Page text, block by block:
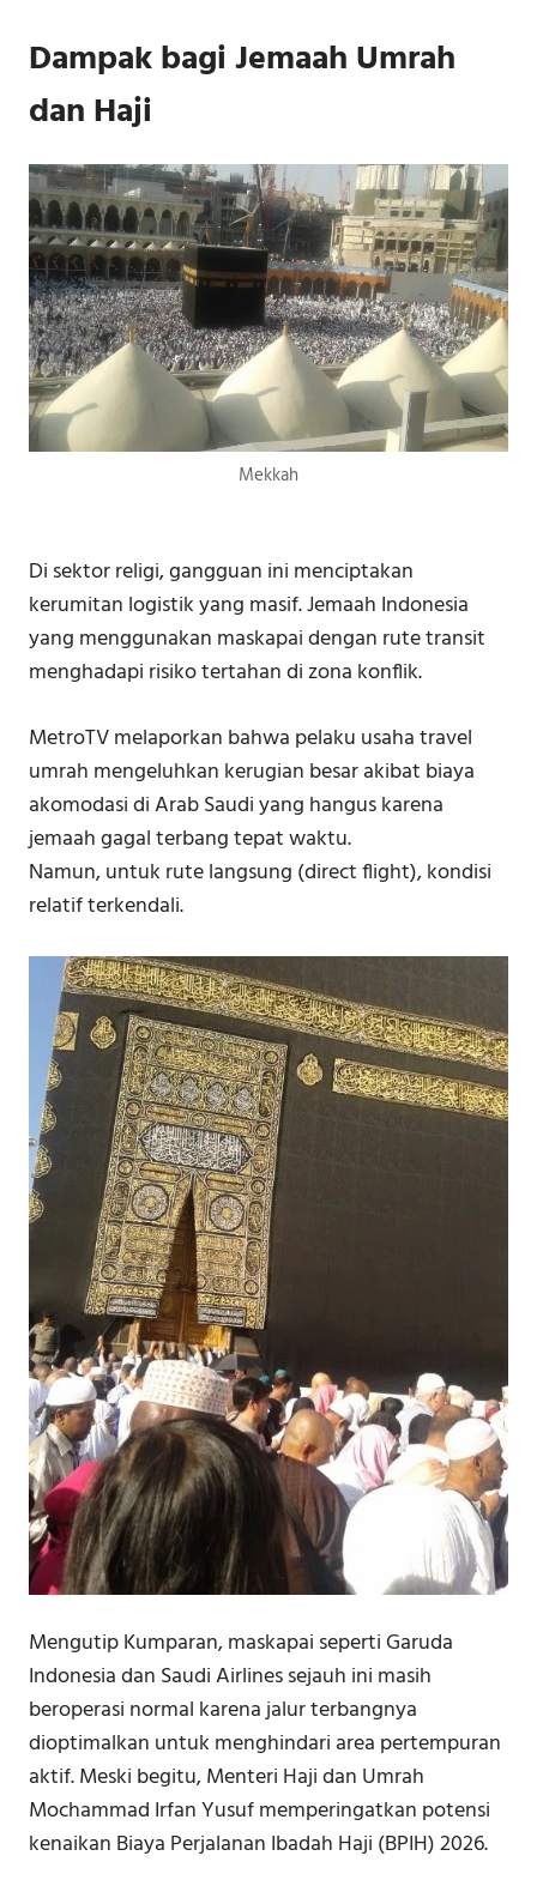
Dampak bagi Jemaah Umrah
dan Haji
Mekkah
Di sektor religi, gangguan ini menciptakan
kerumitan logistik yang masif. Jemaah Indonesia
yang menggunakan maskapai dengan rute transit
menghadapi risiko tertahan di zona konflik.
MetroTV melaporkan bahwa pelaku usaha travel
umrah mengeluhkan kerugian besar akibat biaya
akomodasi di Arab Saudi yang hangus karena
jemaah gagal terbang tepat waktu.
Namun, untuk rute langsung (direct flight), kondisi
relatif terkendali.
Mengutip Kumparan, maskapai seperti Garuda
Indonesia dan Saudi Airlines sejauh ini masih
beroperasi normal karena jalur terbangnya
dioptimalkan untuk menghindari area pertempuran
aktif. Meski begitu, Menteri Haji dan Umrah
Mochammad Irfan Yusuf memperingatkan potensi
kenaikan Biaya Perjalanan Ibadah Haji (BPIH) 2026.